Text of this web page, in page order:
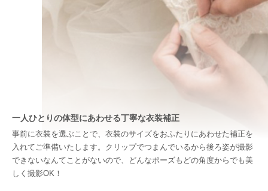
一人ひとりの体型にあわせる丁寧な衣装補正
事前に衣装を選ぶことで、衣装のサイズをおふたりにあわせた補正を
入れてご準備いたします。クリップでつまんでいるから後ろ姿が撮影
できないなんてことがないので、どんなポーズもどの角度からでも美
しく撮影OK！